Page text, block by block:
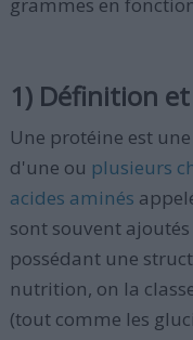
1) Définition
Une protéine est
d'une ou plusieurs
acides aminés
sont souvent
possédant une
nutrition, on la
(tout comme les